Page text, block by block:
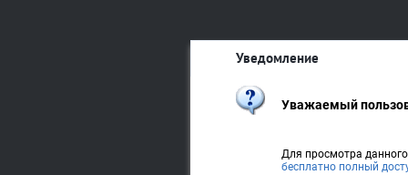
Уведомление
Уважаемый
Для просмотра
бесплатно полный